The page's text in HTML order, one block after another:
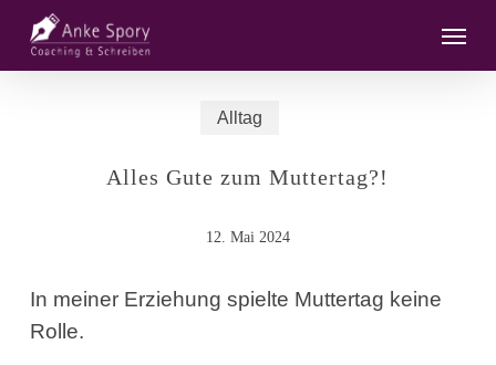
Menu
Alltag
Alles Gute zum Muttertag?!
12. Mai 2024
In meiner Erziehung spielte Muttertag keine
Rolle.